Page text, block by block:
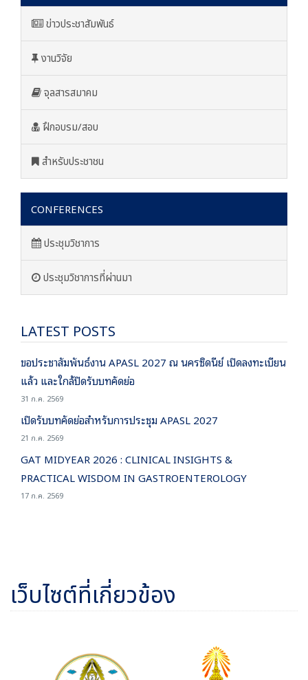
ข่าวประชาสัมพันธ์
งานวิจัย
จุลสารสมาคม
ฝึกอบรม/สอบ
สำหรับประชาชน
CONFERENCES
ประชุมวิชาการ
ประชุมวิชาการที่ผ่านมา
LATEST POSTS
ขอประชาสัมพันธ์งาน APASL 2027 ณ นครซิดนีย์ เปิดลงทะเบียน
แล้ว และใกล้ปิดรับบทคัดย่อ
31 ก.ค. 2569
เปิดรับบทคัดย่อสำหรับการประชุม APASL 2027
21 ก.ค. 2569
GAT MIDYEAR 2026 : CLINICAL INSIGHTS &
PRACTICAL WISDOM IN GASTROENTEROLOGY
17 ก.ค. 2569
เว็บไซต์ที่เกี่ยวข้อง